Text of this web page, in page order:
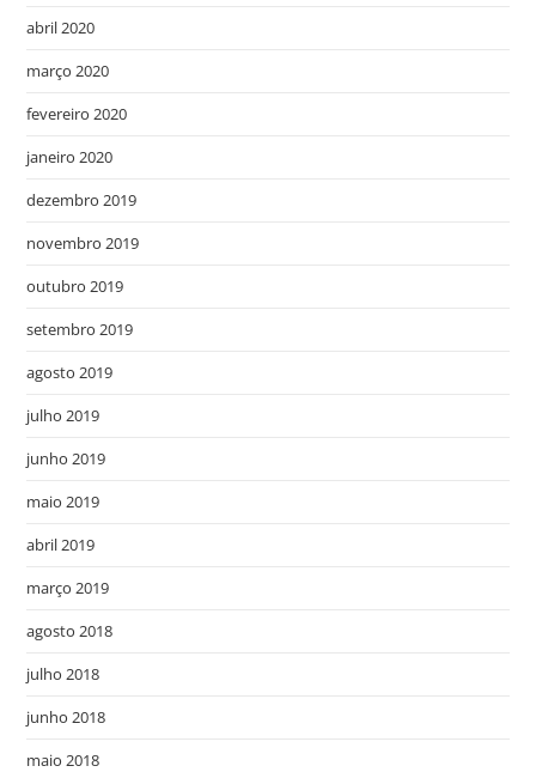
abril 2020
março 2020
fevereiro 2020
janeiro 2020
dezembro 2019
novembro 2019
outubro 2019
setembro 2019
agosto 2019
julho 2019
junho 2019
maio 2019
abril 2019
março 2019
agosto 2018
julho 2018
junho 2018
maio 2018